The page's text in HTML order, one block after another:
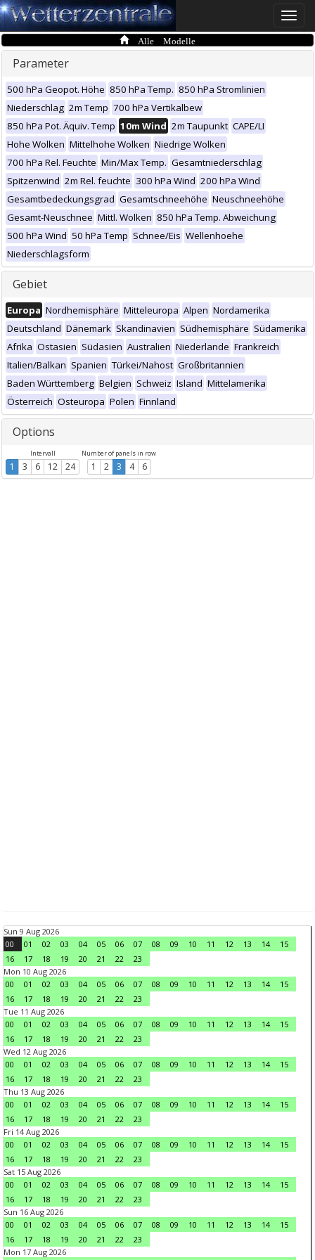
Toggle
Alle Modelle
Parameter
500 hPa Geopot. Höhe 850 hPa Temp. 850 hPa Stromlinien
Niederschlag 2m Temp 700 hPa Vertikalbew
850 hPa Pot. Äquiv. Temp 10m Wind 2m Taupunkt CAPE/LI
Hohe Wolken Mittelhohe Wolken Niedrige Wolken
700 hPa Rel. Feuchte Min/Max Temp. Gesamtniederschlag
Spitzenwind 2m Rel. feuchte 300 hPa Wind 200 hPa Wind
Gesamtbedeckungsgrad Gesamtschneehöhe Neuschneehöhe
Gesamt-Neuschnee Mittl. Wolken 850 hPa Temp. Abweichung
500 hPa Wind 50 hPa Temp Schnee/Eis Wellenhoehe
Niederschlagsform
Gebiet
Europa Nordhemisphäre Mitteleuropa Alpen Nordamerika
Deutschland Dänemark Skandinavien Südhemisphäre Südamerika
Afrika Ostasien Südasien Australien Niederlande Frankreich
Italien/Balkan Spanien Türkei/Nahost Großbritannien
Baden Württemberg Belgien Schweiz Island Mittelamerika
Österreich Osteuropa Polen Finnland
Options
Intervall
1 3 6 12 24
Number of panels in row
1 2 3 4 6
Sun 9 Aug 2026
00
01 02 03 04 05 06 07 08 09 10 11 12 13 14
15
16
17 18 19 20 21 22
23
Mon 10 Aug 2026
00
01 02 03 04 05 06 07 08 09 10 11 12 13 14
15
16
17 18 19 20 21 22
23
Tue 11 Aug 2026
00
01 02 03 04 05 06 07 08 09 10 11 12 13 14
15
16
17 18 19 20 21 22
23
Wed 12 Aug 2026
00
01 02 03 04 05 06 07 08 09 10 11 12 13 14
15
16
17 18 19 20 21 22
23
Thu 13 Aug 2026
00
01 02 03 04 05 06 07 08 09 10 11 12 13 14
15
16
17 18 19 20 21 22
23
Fri 14 Aug 2026
00
01 02 03 04 05 06 07 08 09 10 11 12 13 14
15
16
17 18 19 20 21 22
23
Sat 15 Aug 2026
00
01 02 03 04 05 06 07 08 09 10 11 12 13 14
15
16
17 18 19 20 21 22
23
Sun 16 Aug 2026
00
01 02 03 04 05 06 07 08 09 10 11 12 13 14
15
16
17 18 19 20 21 22
23
Mon 17 Aug 2026